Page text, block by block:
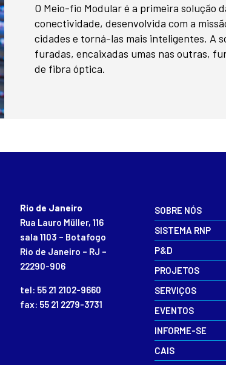
O Meio-fio Modular é a primeira solução
conectividade, desenvolvida com a
cidades e torná-las mais inteligentes. A
furadas, encaixadas umas nas outras,
de fibra óptica.
Rio de Janeiro
Rua Lauro Müller, 116
sala 1103 – Botafogo
Rio de Janeiro – RJ –
22290-906
tel: 55 21 2102-9660
fax: 55 21 2279-3731
SOBRE NÓS
SISTEMA RNP
P&D
PROJETOS
SERVIÇOS
EVENTOS
INFORME-SE
CAIS